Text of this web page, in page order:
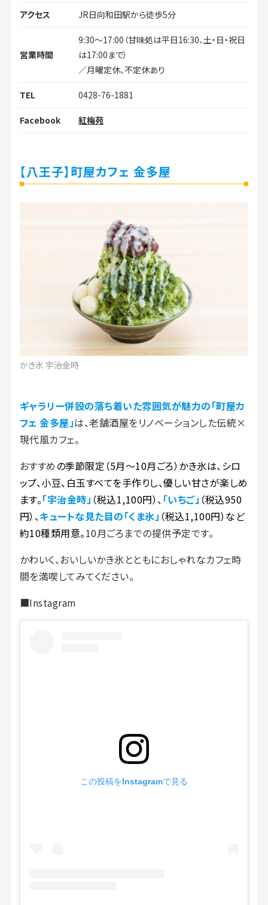
アクセス JR日向和田駅から徒歩5分
営業時間
9:30～17:00（甘味処は平日16:30、土・日・祝日
は17:00まで）
／月曜定休、不定休あり
TEL 0428-76-1881
Facebook 紅梅苑
【八王子】町屋カフェ 金多屋
かき氷 宇治金時
ギャラリー併設の落ち着いた雰囲気が魅力の「町屋カ
フェ 金多屋」は、老舗酒屋をリノベーションした伝統×
現代風カフェ。
おすすめの季節限定（5月〜10月ごろ）かき氷は、シロ
ップ、小豆、白玉すべてを手作りし、優しい甘さが楽しめ
ます。「宇治金時」 （税込1,100円）、 「いちご」 （税込950
円）、キュートな見た目の「くま氷」 （税込1,100円）など
約10種類用意。10月ごろまでの提供予定です。
かわいく、おいしいかき氷とともにおしゃれなカフェ時
間を満喫してみてください。
■Instagram
この投稿をInstagramで見る